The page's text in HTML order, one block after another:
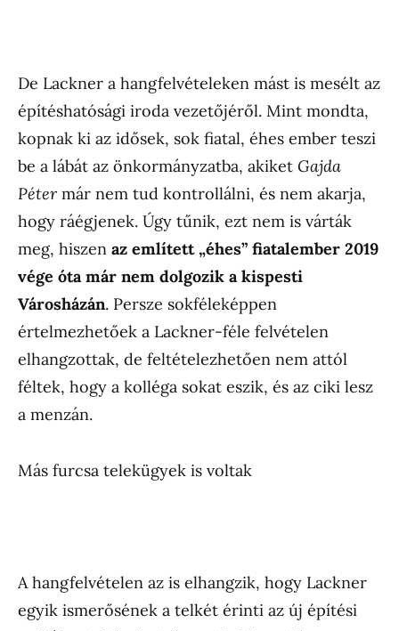
De Lackner a hangfelvételeken mást is mesélt az
építéshatósági iroda vezetőjéről. Mint mondta,
kopnak ki az idősek, sok fiatal, éhes ember teszi
be a lábát az önkormányzatba, akiket Gajda
Pétermár nem tud kontrollálni, és nem akarja,
hogy ráégjenek. Úgy tűnik, ezt nem is várták
meg, hiszen az említett „éhes” fiatalember 2019
vége óta már nem dolgozik a kispesti
Városházán. Persze sokféleképpen
értelmezhetőek a Lackner-féle felvételen
elhangzottak, de feltételezhetően nem attól
féltek, hogy a kolléga sokat eszik, és az ciki lesz
a menzán.
Más furcsa telekügyek is voltak
A hangfelvételen az is elhangzik, hogy Lackner
egyik ismerősének a telkét érinti az új építési